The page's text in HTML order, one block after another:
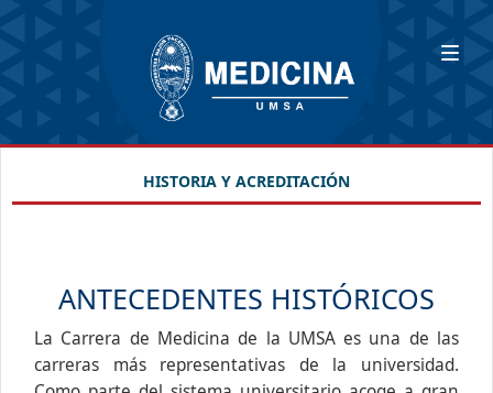
HISTORIA Y ACREDITACIÓN
ANTECEDENTES HISTÓRICOS
La Carrera de Medicina de la UMSA es una de las
carreras más representativas de la universidad.